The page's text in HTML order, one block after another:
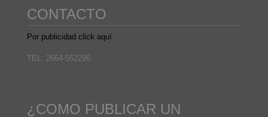
CONTACTO
Por publicidad click aquí
TEL: 2664-552296
¿COMO PUBLICAR UN